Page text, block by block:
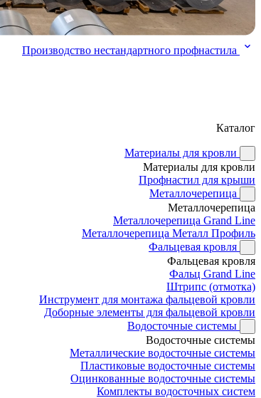
Производство нестандартного профнастила
Каталог
Материалы для кровли
Материалы для кровли
Профнастил для крыши
Металлочерепица
Металлочерепица
Металлочерепица Grand Line
Металлочерепица Металл Профиль
Фальцевая кровля
Фальцевая кровля
Фальц Grand Line
Штрипс (отмотка)
Инструмент для монтажа фальцевой кровли
Доборные элементы для фальцевой кровли
Водосточные системы
Водосточные системы
Металлические водосточные системы
Пластиковые водосточные системы
Оцинкованные водосточные системы
Комплекты водосточных систем